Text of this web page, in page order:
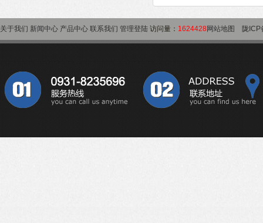
关于我们 新闻中心 产品中心 联系我们 管理登陆 访问量： 1624428 网站地图 陇